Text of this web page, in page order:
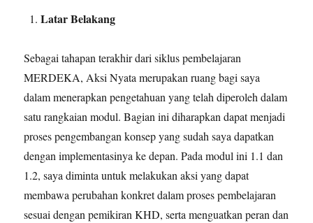
Latar Belakang
Sebagai tahapan terakhir dari siklus pembelajaran
MERDEKA, Aksi Nyata merupakan ruang bagi saya
dalam menerapkan pengetahuan yang telah diperoleh dalam
satu rangkaian modul. Bagian ini diharapkan dapat menjadi
proses pengembangan konsep yang sudah saya dapatkan
dengan implementasinya ke depan. Pada modul ini 1.1 dan
1.2, saya diminta untuk melakukan aksi yang dapat
membawa perubahan konkret dalam proses pembelajaran
sesuai dengan pemikiran KHD, serta menguatkan peran dan